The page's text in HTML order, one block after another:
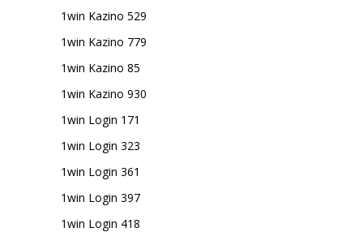
1win Kazino 529
1win Kazino 779
1win Kazino 85
1win Kazino 930
1win Login 171
1win Login 323
1win Login 361
1win Login 397
1win Login 418